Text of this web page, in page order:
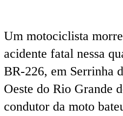
Um motociclista
acidente fatal nessa
BR-226, em Serrinha
Oeste do Rio Grande
condutor da moto